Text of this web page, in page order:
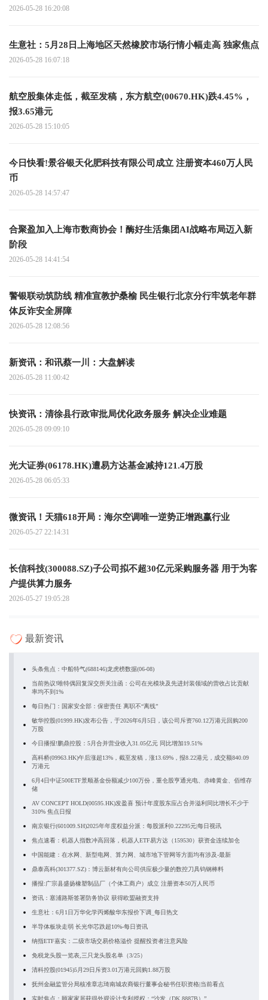
2026-05-28 16:20:08
生意社：5月28日上海地区天然橡胶市场行情小幅走高 独家焦点
2026-05-28 16:07:18
航空股集体走低，截至发稿，东方航空(00670.HK)跌4.45%，
报3.65港元
2026-05-28 15:10:05
今日快看!景谷银天化肥科技有限公司成立 注册资本460万人民
币
2026-05-28 14:57:47
合聚盈加入上海市数商协会！酶好生活集团AI战略布局迈入新
阶段
2026-05-28 14:41:54
警银联动筑防线 精准宣教护桑榆 民生银行北京分行牢筑老年群
体反诈安全屏障
2026-05-28 12:08:56
新资讯：和讯蔡一川：大盘解读
2026-05-28 11:00:42
快资讯：清徐县行政审批局优化政务服务 解决企业难题
2026-05-28 09:09:10
光大证券(06178.HK)遭易方达基金减持121.4万股
2026-05-28 06:05:33
微资讯！天猫618开局：海尔空调唯一逆势正增跑赢行业
2026-05-27 22:14:31
长信科技(300088.SZ)子公司拟不超30亿元采购服务器 用于为客
户提供算力服务
2026-05-27 19:05:28
最新资讯
头条焦点：中船特气(688146)龙虎榜数据(06-08)
当前热议!唯特偶回复深交所关注函：公司在光模块及先进封装领域的营收占比贡献
率均不到1%
每日热门：国家安全部：保密责任 离职不“离线”
敏华控股(01999.HK)发布公告，于2026年6月5日，该公司斥资760.12万港元回购200
万股
今日播报!鹏鼎控股：5月合并营业收入31.05亿元 同比增加19.51%
高科桥(09963.HK)午后涨超13%，截至发稿，涨13.69%，报8.22港元，成交额840.09
万港元
6月4日中证500ETF景顺基金份额减少100万份，重仓股亨通光电、赤峰黄金、佰维存
储
AV CONCEPT HOLD(00595.HK)发盈喜 预计年度股东应占合并溢利同比增长不少于
310% 焦点日报
南京银行(601009.SH)2025年年度权益分派：每股派利0.22295元|每日视讯
焦点速看：机器人指数冲高回落，机器人ETF易方达（159530）获资金连续加仓
中国能建：在水网、新型电网、算力网、城市地下管网等方面均有涉及-最新
鼎泰高科(301377.SZ)：博云新材有向公司供应极少量的数控刀具钨钢棒料
播报:广宗县盛扬橡塑制品厂（个体工商户）成立 注册资本50万人民币
资讯：塞浦路斯签署防务协议 获得欧盟融资支持
生意社：6月1日万华化学丙烯酸华东报价下调_每日热文
半导体板块走弱 长光华芯跌超10%-每日资讯
纳指ETF嘉实：二级市场交易价格溢价 提醒投资者注意风险
免税龙头股一览表,三只龙头股名单（3/25）
清科控股(01945)5月29日斥资3.01万港元回购1.88万股
抚州金融监管分局核准章志琦南城农商银行董事会秘书任职资格|当前看点
实时焦点：顾家家居获得外观设计专利授权：“沙发（DK.8887B）”